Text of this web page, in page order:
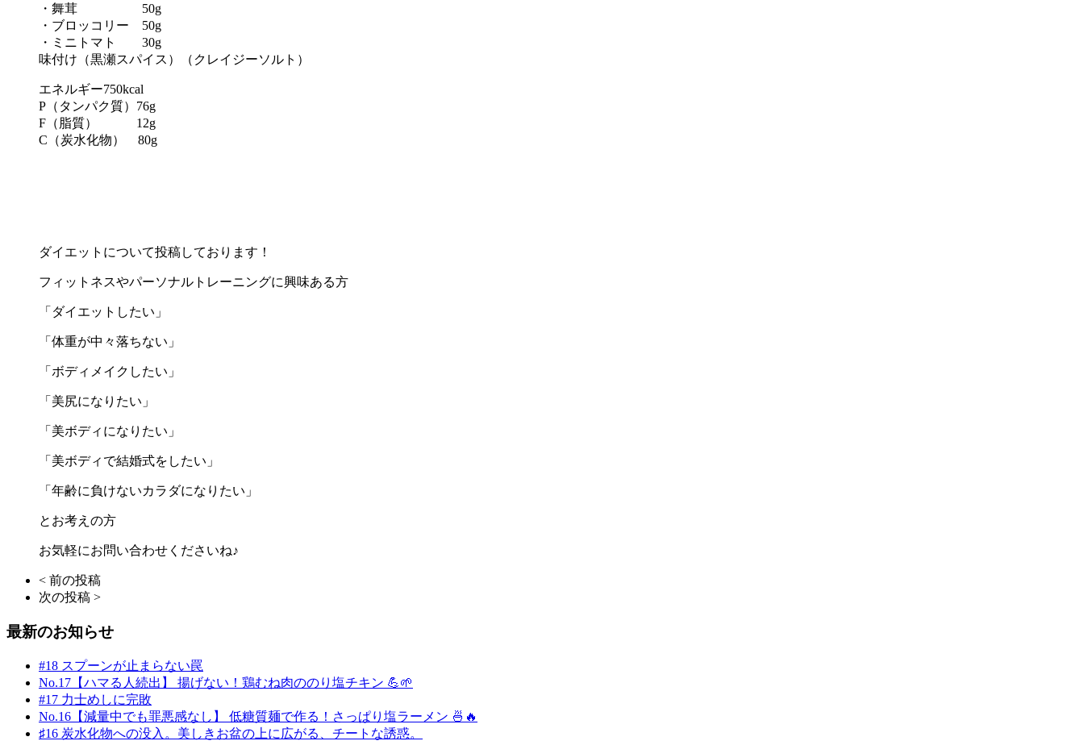
・舞茸 50g
・ブロッコリー 50g
・ミニトマト 30g
味付け（黒瀬スパイス）（クレイジーソルト）
エネルギー750kcal
P（タンパク質）76g
F（脂質） 12g
C（炭水化物） 80g
ダイエットについて投稿しております！
フィットネスやパーソナルトレーニングに興味ある方
「ダイエットしたい」
「体重が中々落ちない」
「ボディメイクしたい」
「美尻になりたい」
「美ボディになりたい」
「美ボディで結婚式をしたい」
「年齢に負けないカラダになりたい」
とお考えの方
お気軽にお問い合わせくださいね♪
< 前の投稿
次の投稿 >
最新のお知らせ
#18 スプーンが止まらない罠
No.17【ハマる人続出】 揚げない！鶏むね肉ののり塩チキン 💪🌱
#17 力士めしに完敗
No.16【減量中でも罪悪感なし】 低糖質麺で作る！さっぱり塩ラーメン 🍜🔥
♯16 炭水化物への没入。美しきお盆の上に広がる、チートな誘惑。